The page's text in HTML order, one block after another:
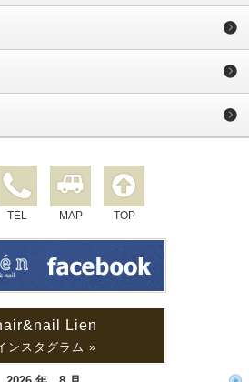
TEL MAP TOP
Lien
ンスタグラム »